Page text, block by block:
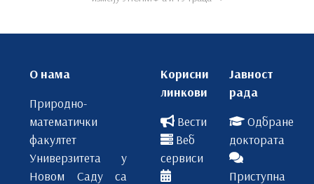
О нама
Природно-
математички
факултет
Универзитета у
Новом Саду са
Корисни
линкови
Вести
Веб
сервиси
Јавност
рада
Одбране
доктората
Приступна